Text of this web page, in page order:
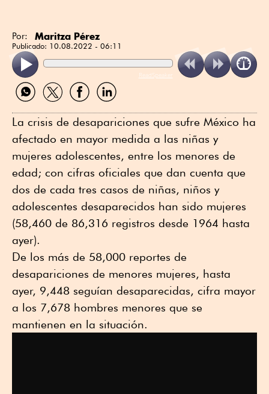
Por: Maritza Pérez
Publicado: 10.08.2022 - 06:11
ReadSpeaker
Compartir
por
Compartir
por
Compartir
por
Compartir
por
La crisis de desapariciones que sufre México ha
afectado en mayor medida a las niñas y
mujeres adolescentes, entre los menores de
edad; con cifras oficiales que dan cuenta que
dos de cada tres casos de niñas, niños y
adolescentes desaparecidos han sido mujeres
(58,460 de 86,316 registros desde 1964 hasta
ayer).
De los más de 58,000 reportes de
desapariciones de menores mujeres, hasta
ayer, 9,448 seguían desaparecidas, cifra mayor
a los 7,678 hombres menores que se
mantienen en la situación.